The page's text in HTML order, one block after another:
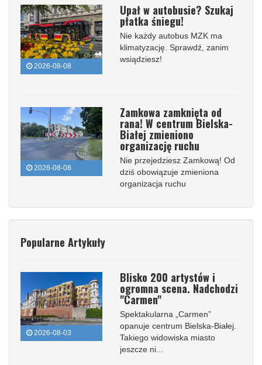
2026-08-08
Upał w autobusie? Szukaj
płatka śniegu!
Nie każdy autobus MZK ma
klimatyzację. Sprawdź, zanim
wsiądziesz!
2026-08-08
Zamkowa zamknięta od
rana! W centrum Bielska-
Białej zmieniono
organizację ruchu
Nie przejedziesz Zamkową! Od
dziś obowiązuje zmieniona
organizacja ruchu
Popularne Artykuły
2026-08-03
Blisko 200 artystów i
ogromna scena. Nadchodzi
"Carmen"
Spektakularna „Carmen”
opanuje centrum Bielska-Białej.
Takiego widowiska miasto
jeszcze ni...